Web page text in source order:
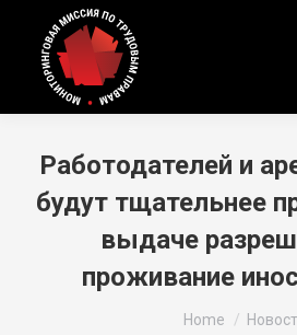
Работодателей и
будут тщательнее
выдаче
проживание
Home